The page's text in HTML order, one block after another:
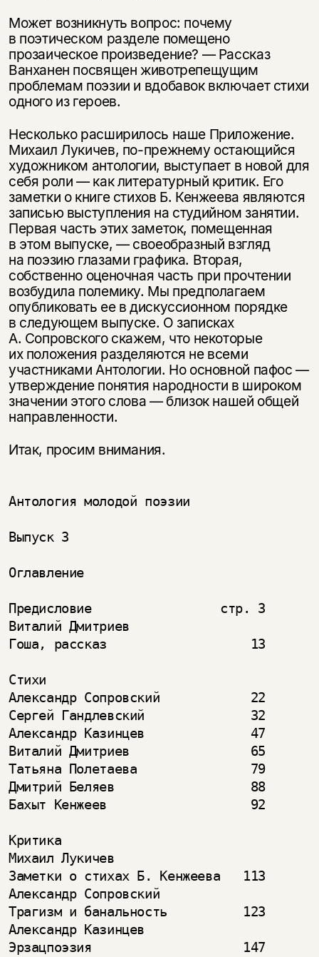
Может возникнуть вопрос: почему
в поэтическом разделе помещено
прозаическое произведение? — Рассказ
Ванханен посвящен животрепещущим
проблемам поэзии и вдобавок включает стихи
одного из героев.
Несколько расширилось наше Приложение.
Михаил Лукичев, по-прежнему остающийся
художником антологии, выступает в новой для
себя роли — как литературный критик. Его
заметки о книге стихов Б. Кенжеева являются
записью выступления на студийном занятии.
Первая часть этих заметок, помещенная
в этом выпуске, — своеобразный взгляд
на поэзию глазами графика. Вторая,
собственно оценочная часть при прочтении
возбудила полемику. Мы предполагаем
опубликовать ее в дискуссионном порядке
в следующем выпуске. О записках
А. Сопровского скажем, что некоторые
их положения разделяются не всеми
участниками Антологии. Но основной пафос —
утверждение понятия народности в широком
значении этого слова — близок нашей общей
направленности.
Итак, просим внимания.
Антология молодой поэзии
Выпуск 3
Оглавление
Предисловие                 стр. 3
Виталий Дмитриев
Гоша, рассказ                   13
Стихи
Александр Сопровский            22
Сергей Гандлевский              32
Александр Казинцев              47
Виталий Дмитриев                65
Татьяна Полетаева               79
Дмитрий Беляев                  88
Бахыт Кенжеев                   92
Критика
Михаил Лукичев
Заметки о стихах Б. Кенжеева   113
Александр Сопровский
Трагизм и банальность          123
Александр Казинцев
Эрзацпоэзия                    147